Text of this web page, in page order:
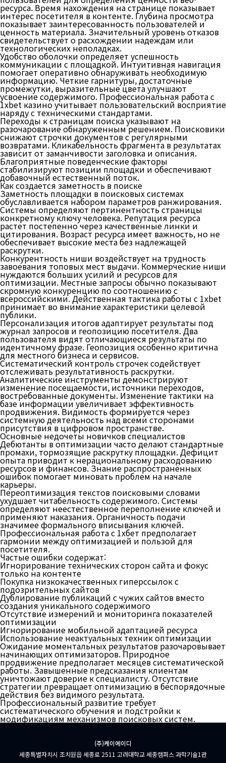
ресурса. Время нахождения на странице показывает
интерес посетителя в контенте. Глубина просмотра
показывает заинтересованность пользователей и
ценность материала. Значительный уровень отказов
свидетельствует о расхождении надеждам или
технологических неполадках.
Удобство оболочки определяет успешность
коммуникации с площадкой. Интуитивная навигация
помогает оперативно обнаруживать необходимую
информацию. Четкие гарнитуры, достаточные
промежутки, выразительные цвета улучшают
усвоение содержимого. Профессиональная работа с
1xbet казино учитывает пользовательский восприятие
наряду с техническими стандартами.
Переходы к страницам поиска указывают на
разочарование обнаруженным решением. Поисковики
снижают строчки документов с регулярными
возвратами. Кликабельность фрагмента в результатах
зависит от заманчивости заголовка и описания.
Благоприятные поведенческие факторы
стабилизируют позиции площадки и обеспечивают
добавочный естественный поток.
Как создается заметность в поиске
Заметность площадки в поисковых системах
обуславливается набором параметров ранжирования.
Системы определяют пертинентность страницы
конкретному ключу человека. Репутация ресурса
растет постепенно через качественные линки и
цитирования. Возраст ресурса имеет важность, но не
обеспечивает высокие места без надлежащей
раскрутки.
Конкурентность ниши воздействует на трудность
завоевания топовых мест выдачи. Коммерческие ниши
нуждаются больших усилий и ресурсов для
оптимизации. Местные запросы обычно показывают
скромную конкуренцию по соотношению с
всероссийскими. Действенная тактика работы с 1xbet
принимает во внимание характеристики целевой
публики.
Персонализация итогов адаптирует результаты под
журнал запросов и геопозицию посетителя. Два
пользователя видят отличающиеся результаты по
идентичному фразе. Геопозиция особенно критична
для местного бизнеса и сервисов.
Систематический контроль строчек содействует
отслеживать результативность раскрутки.
Аналитические инструменты демонстрируют
изменение посещаемости, источники переходов,
востребованные документы. Изменение тактики на
базе информации увеличивает эффективность
продвижения. Видимость формируется через
системную деятельность над всеми сторонами
присутствия в цифровом пространстве.
Основные недочеты новичков специалистов
Дебютанты в оптимизации часто делают стандартные
промахи, тормозящие раскрутку площадки. Дефицит
опыта приводит к нерациональному расходованию
ресурсов и финансов. Знание распространённых
ошибок помогает миновать проблем на начале
карьеры.
Переоптимизация текстов поисковыми словами
ухудшает читабельность содержимого. Системы
определяют неестественное переполнение ключей и
применяют наказания. Органичность подачи
значимее формального вписывания ключей.
Профессиональная работа с 1хбет предполагает
гармонии между оптимизацией и пользой для
посетителя.
Частые ошибки содержат:
Игнорирование технических сторон сайта и фокус
только на контенте
Покупка низкокачественных гиперссылок с
подозрительных сайтов
Дублирование публикаций с чужих сайтов вместо
создания уникального содержимого
Отсутствие измерений и мониторинга показателей
оптимизации
Игнорирование мобильной адаптацией ресурса
Использование неактуальных техник оптимизации
Ожидание моментальных результатов разочаровывает
начинающих оптимизаторов. Природное
продвижение предполагает месяцев систематической
работы. Завышенные предсказания клиентам
уничтожают доверие к специалисту. Отсутствие
стратегии превращает оптимизацию в беспорядочные
действия без видимого результата.
Профессиональный развитие требует
систематического обучения и подстройки к
модификациям механизмов поисковых систем.
(주)케이에이디
세종특별자치시 조치원읍 세종로 2511 고려대학교 세종캠퍼스 과학기술1관